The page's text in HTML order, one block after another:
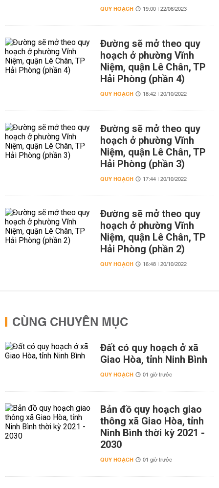
QUY HOẠCH 19:00 | 22/06/2023
Đường sẽ mở theo quy
hoạch ở phường Vĩnh
Niệm, quận Lê Chân, TP
Hải Phòng (phần 4)
QUY HOẠCH 18:42 | 20/10/2022
Đường sẽ mở theo quy
hoạch ở phường Vĩnh
Niệm, quận Lê Chân, TP
Hải Phòng (phần 3)
QUY HOẠCH 17:44 | 20/10/2022
Đường sẽ mở theo quy
hoạch ở phường Vĩnh
Niệm, quận Lê Chân, TP
Hải Phòng (phần 2)
QUY HOẠCH 16:48 | 20/10/2022
CÙNG CHUYÊN MỤC
Đất có quy hoạch ở xã
Giao Hòa, tỉnh Ninh Bình
QUY HOẠCH 01 giờ trước
Bản đồ quy hoạch giao
thông xã Giao Hòa, tỉnh
Ninh Bình thời kỳ 2021 -
2030
QUY HOẠCH 01 giờ trước